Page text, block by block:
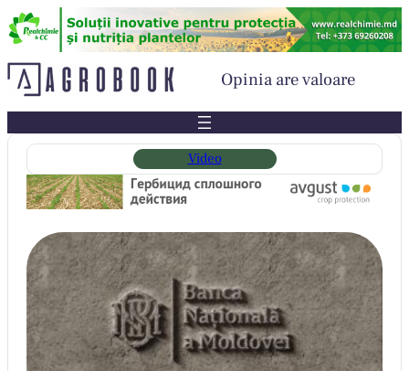
Sari
la
Opinia are valoare
Video